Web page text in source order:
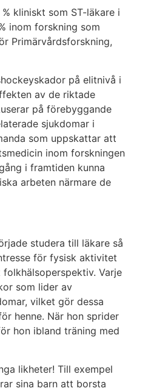
kliniskt som ST-läkare i
inom forskning som
Primärvårdsforskning,
på elitnivå i
av de riktade
på förebyggande
sjukdomar i
som uppskattar att
inom forskningen
i framtiden kunna
arbeten närmare de
studera till läkare så
för fysisk aktivitet
Varje
som lider av
vilket gör dessa
henne. När hon sprider
hon ibland träning med
likheter! Till exempel
sina barn att borsta